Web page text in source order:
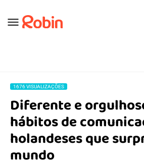
menu
1676 VISUALIZAÇÕES
Diferente e
hábitos de
holandeses que
mundo